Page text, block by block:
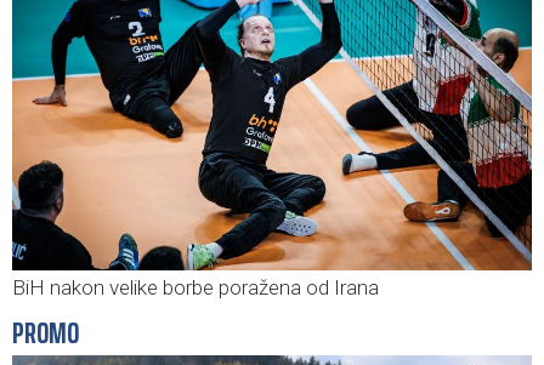
BiH nakon velike borbe poražena od Irana
PROMO